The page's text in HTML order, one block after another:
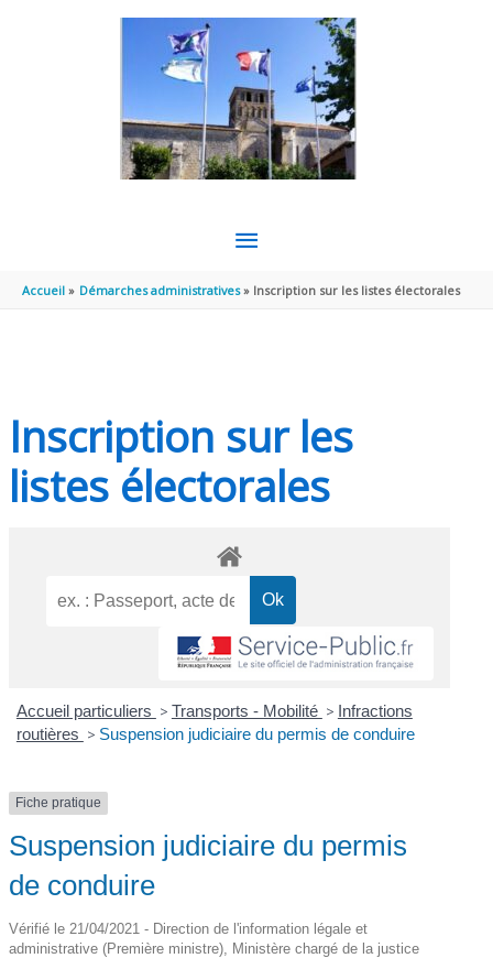
MENU
PRINCIPAL
Accueil Démarches administratives Inscription sur les listes électorales
Inscription sur les
listes électorales
Accueil particuliers > Transports - Mobilité > Infractions
routières > Suspension judiciaire du permis de conduire
Fiche pratique
Suspension judiciaire du permis
de conduire
Vérifié le 21/04/2021 - Direction de l'information légale et
administrative (Première ministre), Ministère chargé de la justice